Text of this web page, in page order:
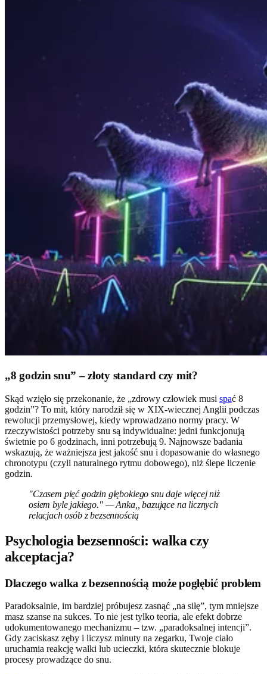
„8 godzin snu” – złoty standard czy mit?
Skąd wzięło się przekonanie, że „zdrowy człowiek musi spać 8
godzin”? To mit, który narodził się w XIX-wiecznej Anglii podczas
rewolucji przemysłowej, kiedy wprowadzano normy pracy. W
rzeczywistości potrzeby snu są indywidualne: jedni funkcjonują
świetnie po 6 godzinach, inni potrzebują 9. Najnowsze badania
wskazują, że ważniejsza jest jakość snu i dopasowanie do własnego
chronotypu (czyli naturalnego rytmu dobowego), niż ślepe liczenie
godzin.
"Czasem pięć godzin głębokiego snu daje więcej niż
osiem byle jakiego." — Anka,, bazujące na licznych
relacjach osób z bezsennością
Psychologia bezsenności: walka czy
akceptacja?
Dlaczego walka z bezsennością może pogłębić problem
Paradoksalnie, im bardziej próbujesz zasnąć „na siłę”, tym mniejsze
masz szanse na sukces. To nie jest tylko teoria, ale efekt dobrze
udokumentowanego mechanizmu – tzw. „paradoksalnej intencji”.
Gdy zaciskasz zęby i liczysz minuty na zegarku, Twoje ciało
uruchamia reakcję walki lub ucieczki, która skutecznie blokuje
procesy prowadzące do snu.